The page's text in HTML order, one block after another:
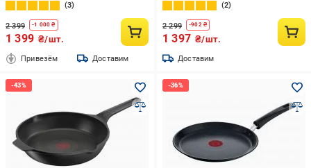
3
2 399 -1 000 ₴
1 399 ₴/шт.
Привезём Доставим
2
2 299 -902₴
1 397 ₴/шт.
Доставим